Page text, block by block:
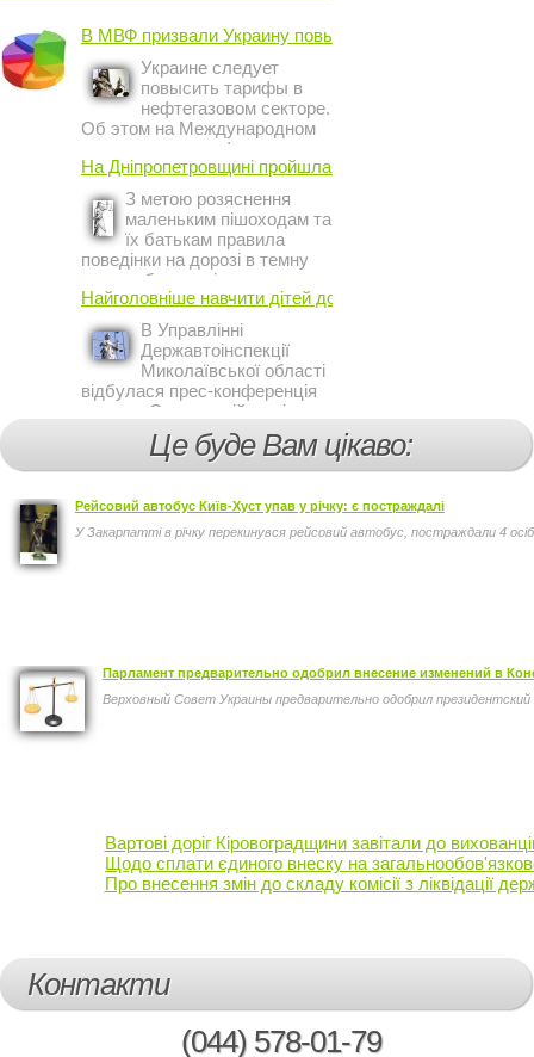
В МВФ призвали Украину повысить ...
Украине следует
повысить тарифы в
нефтегазовом секторе.
Об этом на Международном
инвестиционном форуме в
Киеве заявил постоянный
представитель МВФ на
Украине Жером Ваше.
На Дніпропетровщині пройшла акція ...
З метою розяснення
маленьким пішоходам та
їх батькам правила
поведінки на дорозі в темну
пору доби, працівники сектору
профілактичної роботи відділу
ДАІ з обслуговування міста
Кривий Ріг провели ...
Найголовніше навчити дітей дотримуватися ...
В Управлінні
Державтоінспекції
Миколаївської області
відбулася прес-конференція
на тему Стан аварійності за
участю, з вини дітей і
пішоходів.Це буде Вам цікаво:
Рейсовий автобус Київ-Хуст упав у річку: є постраждалі
У Закарпатті в річку перекинувся рейсовий автобус, постраждали 4
Парламент предварительно одобрил внесение изменений в
Верховный Совет Украины предварительно одобрил
Вартові доріг Кіровоградщини завітали до
Щодо сплати єдиного внеску на
Про внесення змін до складу комісії з ліквідації
Контакти
(044) 578-01-79